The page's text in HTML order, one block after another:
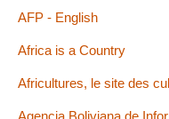
AFP - English
Africa is a Country
Africultures, le site des